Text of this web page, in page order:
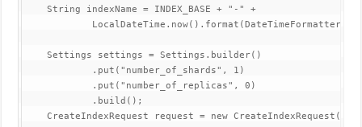
    String indexName = INDEX_BASE + "-" +
    Settings settings = Settings.builder()
            .put("number_of_shards", 1)
            .put("number_of_replicas", 0)
            .build();
CreateIndexRequest request = new